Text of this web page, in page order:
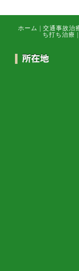
ホーム 交通事故治
ち打ち治療